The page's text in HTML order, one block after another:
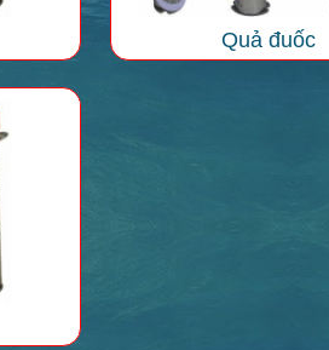
Quả đuốc